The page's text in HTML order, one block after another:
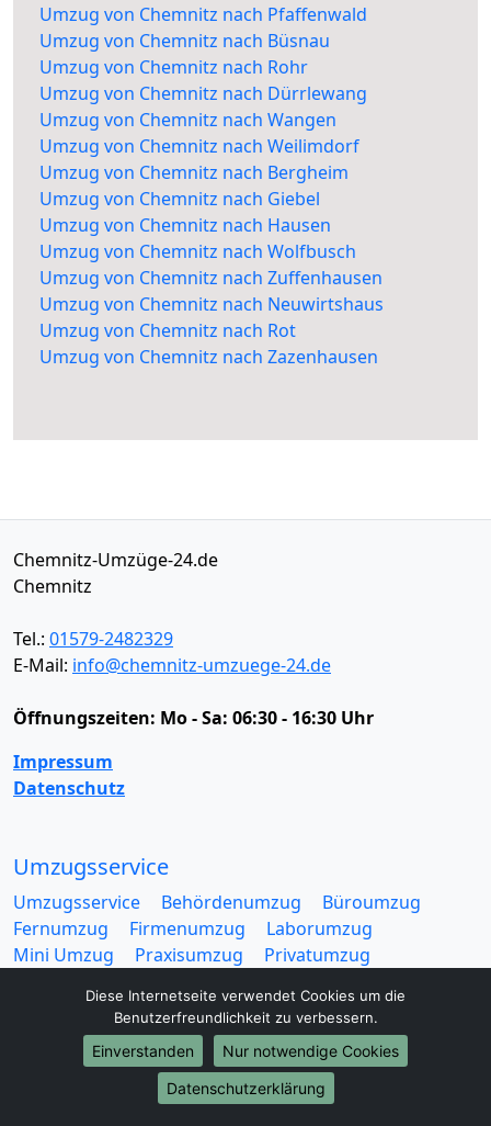
Umzug von Chemnitz nach Pfaffenwald
Umzug von Chemnitz nach Büsnau
Umzug von Chemnitz nach Rohr
Umzug von Chemnitz nach Dürrlewang
Umzug von Chemnitz nach Wangen
Umzug von Chemnitz nach Weilimdorf
Umzug von Chemnitz nach Bergheim
Umzug von Chemnitz nach Giebel
Umzug von Chemnitz nach Hausen
Umzug von Chemnitz nach Wolfbusch
Umzug von Chemnitz nach Zuffenhausen
Umzug von Chemnitz nach Neuwirtshaus
Umzug von Chemnitz nach Rot
Umzug von Chemnitz nach Zazenhausen
Chemnitz-Umzüge-24.de
Chemnitz
Tel.: 01579-2482329
E-Mail: info@chemnitz-umzuege-24.de
Öffnungszeiten: Mo - Sa: 06:30 - 16:30 Uhr
Impressum
Datenschutz
Umzugsservice
Umzugsservice Behördenumzug
Büroumzug
Fernumzug
Firmenumzug
Laborumzug
Mini Umzug
Praxisumzug
Privatumzug
Entrümpelung
Halteverbotszone
Klaviertransport
Möbellift
Haushaltsauflösung
Möbeltaxi
Möbelmitfahrzentrale
Umzugskartons
Diese Internetseite verwendet Cookies um die
Benutzerfreundlichkeit zu verbessern.
Einverstanden
Nur notwendige Cookies
Datenschutzerklärung